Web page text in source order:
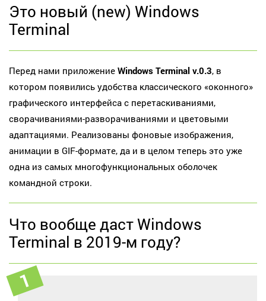
Это новый (new) Windows
Terminal
Перед нами приложение Windows Terminal v.0.3, в
котором появились удобства классического «оконного»
графического интерфейса с перетаскиваниями,
сворачиваниями-разворачиваниями и цветовыми
адаптациями. Реализованы фоновые изображения,
анимации в GIF-формате, да и в целом теперь это уже
одна из самых многофункциональных оболочек
командной строки.
Что вообще даст Windows
Terminal в 2019-м году?